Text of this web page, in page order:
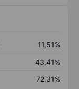
11,51%
43,41%
72,31%